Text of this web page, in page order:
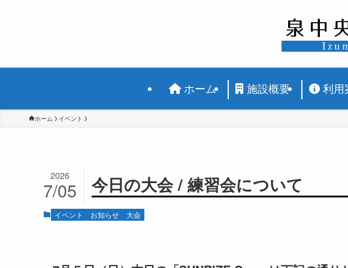
ホーム 施設概要 利用
ホーム イベント
今日の大会 / 練習会について
2026
7/05
イベント お知らせ 大会